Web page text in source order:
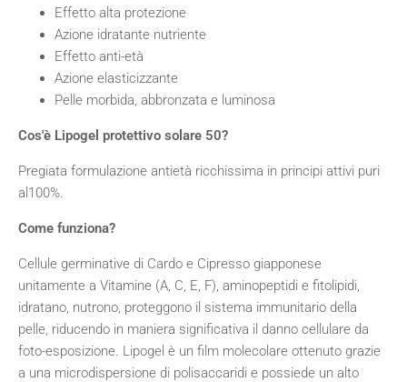
Effetto alta protezione
Azione idratante nutriente
Effetto anti-età
Azione elasticizzante
Pelle morbida, abbronzata e luminosa
Cos'è Lipogel protettivo solare 50?
Pregiata formulazione antietà ricchissima in principi attivi puri
al100%.
Come funziona?
Cellule germinative di Cardo e Cipresso giapponese
unitamente a Vitamine (A, C, E, F), aminopeptidi e fitolipidi,
idratano, nutrono, proteggono il sistema immunitario della
pelle, riducendo in maniera significativa il danno cellulare da
foto-esposizione. Lipogel è un film molecolare ottenuto grazie
a una microdispersione di polisaccaridi e possiede un alto